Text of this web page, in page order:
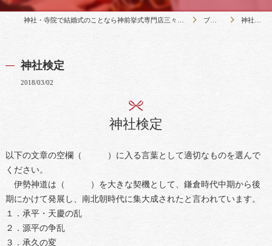
ブログ 神社検定
神社検定
2018/03/02
神社検定
以下の文章の空欄（ ）に入る言葉として適切なものを選んで
ください。
伊勢神道は（ ）を大きな契機として、鎌倉時代中期から後
期にかけて発展し、南北朝時代に集大成されたと言われています。
１．承平・天慶の乱
２．源平の争乱
３．承久の変